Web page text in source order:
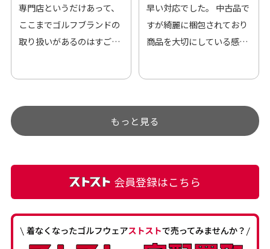
専門店というだけあって、
ここまでゴルフブランドの
取り扱いがあるのはすご
す。
早い対応でした。 中古品で
すが綺麗に梱包されており
商品を大切にしている感が
うぐらい目立つことなく綺
麗な商品でお安く購入でき
もっと見る
会員登録はこちら